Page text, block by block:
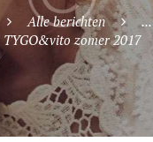
Alle berichten
...
TYGO&vito zomer 2017